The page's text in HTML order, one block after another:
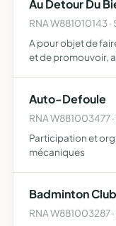
Au Detour Du
RNA W881010143
A pour objet de
et de promouvoir,
Auto-Defoule
RNA W881003477
Participation et
mécaniques
Badminton
RNA W881003287